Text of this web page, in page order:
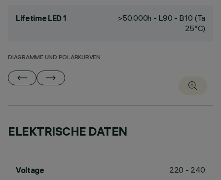
Lifetime LED 1
>50,000h - L90 - B10 (Ta
25°C)
DIAGRAMME UND POLARKURVEN
ELEKTRISCHE DATEN
Voltage 220 - 240